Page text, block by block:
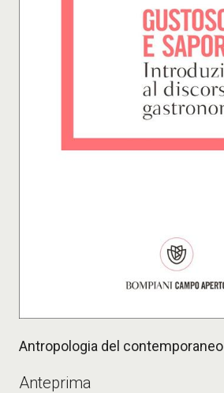
Antropologia del contemporaneo
Anteprima